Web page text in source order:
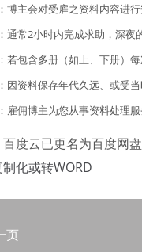
博主会对受雇之资料内容进
通常2小时内完成求助，深夜
若包含多册（如上、下册）
因资料保存年代久远、或受
雇佣博主为您从事资料处理
度云已更名为百度网
化或转WORD
页